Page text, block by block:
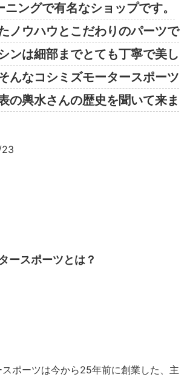
ングで有名なショップです。
ノウハウとこだわりのパーツで
ンは細部までとても丁寧で美し
んなコシミズモータースポーツ
の輿水さんの歴史を聞いて来ま
23
ースポーツとは？
ポーツは今から25年前に創業した、主